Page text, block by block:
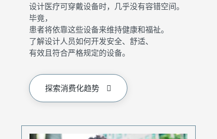
设计医疗可穿戴设备时，几乎没有容错空间。
毕竟，
患者将依靠这些设备来维持健康和福祉。
了解设计人员如何开发安全、舒适、
有效且符合严格规定的设备。
探索消费化趋势